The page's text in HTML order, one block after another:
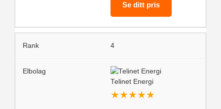
Se ditt pris
4
Telinet Energi
★★★★★